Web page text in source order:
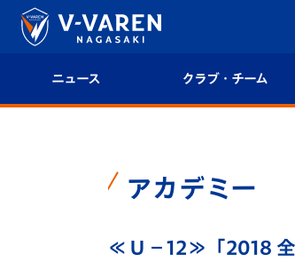
ニュース クラブ・チーム
アカデミー
≪Ｕ－12≫「2018 全